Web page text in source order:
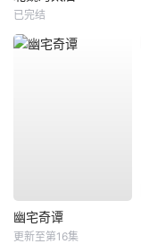
已完结
幽宅奇谭
更新至第16集